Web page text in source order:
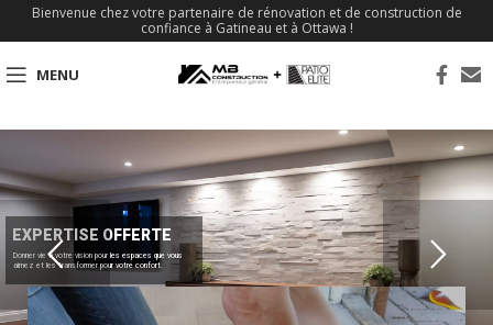
Bienvenue chez votre partenaire de rénovation et de construction de
confiance à Gatineau et à Ottawa !
MENU
EXPERTISE OFFERTE
Donner vie à votre vision pour les espaces que vous
aimez et les transformer pour votre confort.